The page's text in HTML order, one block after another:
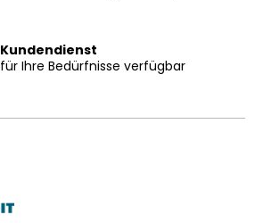
Kundendienst
für Ihre Bedürfnisse verfügbar